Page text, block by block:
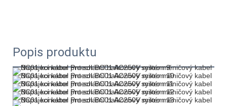
Popis produktu